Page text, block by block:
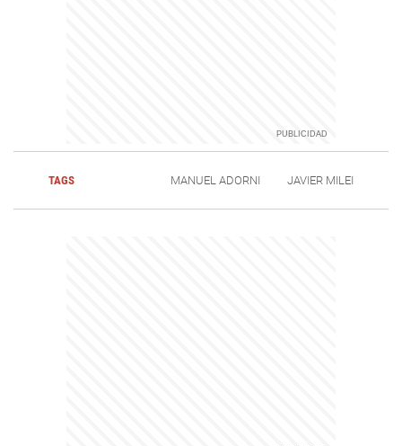
TAGS MANUEL ADORNI JAVIER MILEI